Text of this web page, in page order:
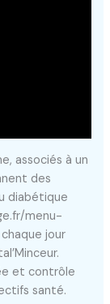
associés à un
des
diabétique
menu-
jour
et contrôle
santé.